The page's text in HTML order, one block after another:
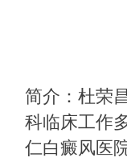
简介：杜荣
科临床工作
仁白癜风医院